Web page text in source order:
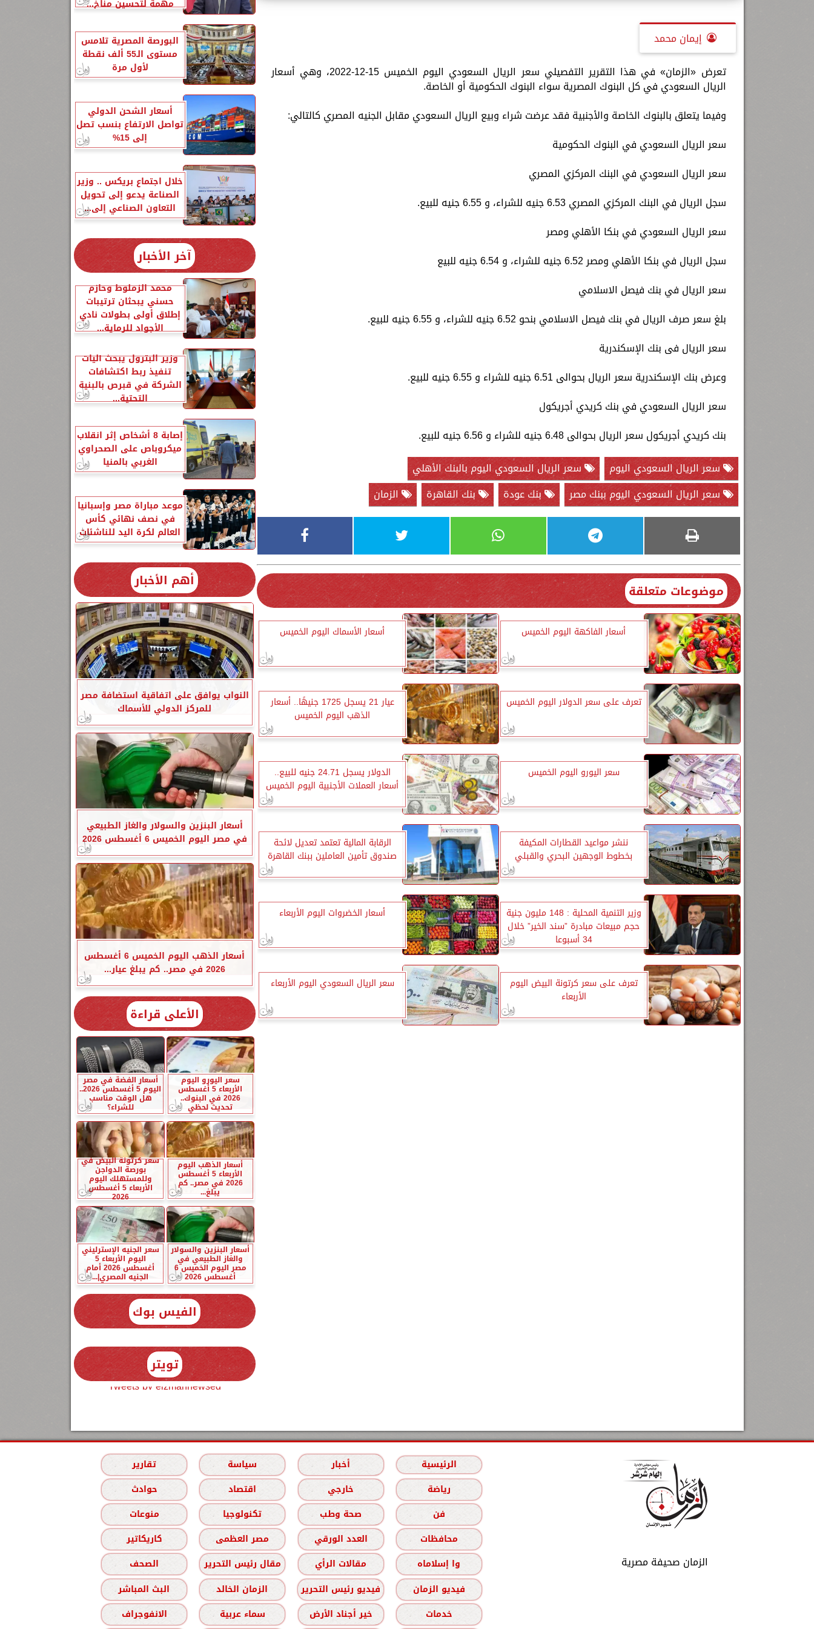
إيمان محمد
تعرض «الزمان» في هذا التقرير التفصيلي سعر الريال السعودي اليوم الخميس 15-12-2022، وهي أسعار
الريال السعودي في كل البنوك المصرية سواء البنوك الحكومية أو الخاصة.
وفيما يتعلق بالبنوك الخاصة والأجنبية فقد عرضت شراء وبيع الريال السعودي مقابل الجنيه المصري كالتالي:
سعر الريال السعودي في البنوك الحكومية
سعر الريال السعودي في البنك المركزي المصري
سجل الريال في البنك المركزي المصري 6.53 جنيه للشراء، و 6.55 جنيه للبيع.
سعر الريال السعودي في بنكا الأهلي ومصر
سجل الريال في بنكا الأهلي ومصر 6.52 جنيه للشراء، و 6.54 جنيه للبيع
سعر الريال في بنك فيصل الاسلامي
بلغ سعر صرف الريال في بنك فيصل الاسلامي بنحو 6.52 جنيه للشراء، و 6.55 جنيه للبيع.
سعر الريال فى بنك الإسكندرية
وعرض بنك الإسكندرية سعر الريال بحوالى 6.51 جنيه للشراء و 6.55 جنيه للبيع.
سعر الريال السعودي في بنك كريدي أجريكول
بنك كريدي أجريكول سعر الريال بحوالى 6.48 جنيه للشراء و 6.56 جنيه للبيع.
سعر الريال السعودي اليوم
سعر الريال السعودي اليوم بالبنك الأهلي
سعر الريال السعودي اليوم ببنك مصر
بنك عودة بنك القاهرة الزمان
موضوعات متعلقة
أسعار الفاكهة اليوم الخميس أسعار الأسماك اليوم الخميس
تعرف على سعر الدولار اليوم الخميس
عيار 21 يسجل 1725 جنيهًا.. أسعار
الذهب اليوم الخميس
سعر اليورو اليوم الخميس
الدولار يسجل 24.71 جنيه للبيع..
أسعار العملات الأجنبية اليوم الخميس
ننشر مواعيد القطارات المكيفة
بخطوط الوجهين البحري والقبلي
الرقابة المالية تعتمد تعديل لائحة
صندوق تأمين العاملين ببنك القاهرة
وزير التنمية المحلية : 148 مليون جنية
حجم مبيعات مبادرة ”سند الخير” خلال
34 أسبوعا
أسعار الخضروات اليوم الأربعاء
تعرف على سعر كرتونة البيض اليوم
الأربعاء
سعر الريال السعودي اليوم الأربعاء
مهمة لتحسين مناخ...
البورصة المصرية تلامس
مستوى الـ55 ألف نقطة
لأول مرة
أسعار الشحن الدولي
تواصل الارتفاع بنسب تصل
إلى 15%
خلال اجتماع بريكس .. وزير
الصناعة يدعو إلى تحويل
التعاون الصناعي إلى...
آخر الأخبار
محمد الزملوط وحازم
حسني يبحثان ترتيبات
إطلاق أولى بطولات نادي
الأجواد للرماية...
وزير البترول يبحث آليات
تنفيذ ربط اكتشافات
الشركة في قبرص بالبنية
التحتية...
إصابة 8 أشخاص إثر انقلاب
ميكروباص على الصحراوي
الغربي بالمنيا
موعد مباراة مصر وإسبانيا
في نصف نهائي كأس
العالم لكرة اليد للناشئات
أهم الأخبار
النواب يوافق على اتفاقية استضافة مصر
للمركز الدولي للأسماك
أسعار البنزين والسولار والغاز الطبيعي
في مصر اليوم الخميس 6 أغسطس 2026
أسعار الذهب اليوم الخميس 6 أغسطس
2026 في مصر.. كم يبلغ عيار...
الأعلى قراءة
سعر اليورو اليوم
الأربعاء 5 أغسطس
2026 في البنوك..
تحديث لحظي
أسعار الفضة في مصر
اليوم 5 أغسطس 2026..
هل الوقت مناسب
للشراء؟
أسعار الذهب اليوم
الأربعاء 5 أغسطس
2026 في مصر.. كم
يبلغ...
سعر كرتونة البيض في
بورصة الدواجن
وللمستهلك اليوم
الأربعاء 5 أغسطس
2026
أسعار البنزين والسولار
والغاز الطبيعي في
مصر اليوم الخميس 6
أغسطس 2026
سعر الجنيه الإسترليني
اليوم الأربعاء 5
أغسطس 2026 أمام
الجنيه المصري|...
الفيس بوك
تويتر
Tweets by elzmannewseg
الزمان صحيفة مصرية
الرئيسية أخبار سياسة
تقارير
رياضة
خارجي اقتصاد
حوادث
فن
صحة وطب تكنولوجيا
منوعات
محافظات
العدد الورقي مصر العظمى
كاريكاتير
وا إسلاماه
مقالات الرأي مقال رئيس التحرير
الصحف
فيديو الزمان
فيديو رئيس التحرير الزمان الخالد
البث المباشر
خدمات
خير أجناد الأرض سماء عربية الانفوجراف